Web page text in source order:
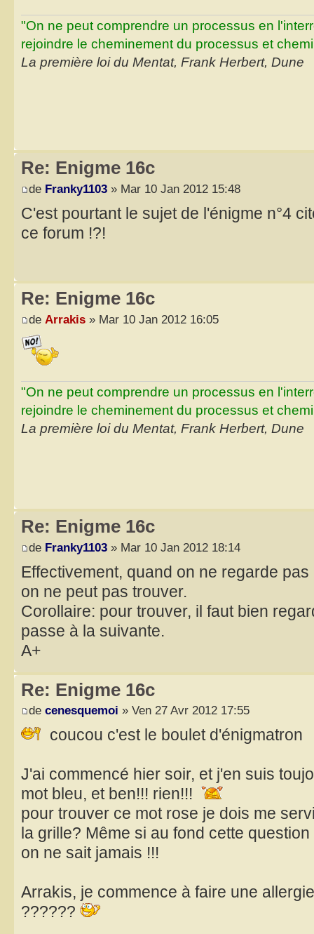
"On ne peut comprendre un processus en
rejoindre le cheminement du processus et
La première loi du Mentat, Frank Herbert, Dune
Re: Enigme 16c
de Franky1103 » Mar 10 Jan 2012 15:48
C'est pourtant le sujet de l'énigme n°4
ce forum !?!
Re: Enigme 16c
de Arrakis » Mar 10 Jan 2012 16:05
"On ne peut comprendre un processus en
rejoindre le cheminement du processus et
La première loi du Mentat, Frank Herbert, Dune
Re: Enigme 16c
de Franky1103 » Mar 10 Jan 2012 18:14
Effectivement, quand on ne regarde
on ne peut pas trouver.
Corollaire: pour trouver, il faut bien
passe à la suivante.
A+
Re: Enigme 16c
de cenesquemoi » Ven 27 Avr 2012 17:55
coucou c'est le boulet d'énigmatron
J'ai commencé hier soir, et j'en suis
mot bleu, et ben!!! rien!!!
pour trouver ce mot rose je dois me
la grille? Même si au fond cette
on ne sait jamais !!!
Arrakis, je commence à faire une
??????